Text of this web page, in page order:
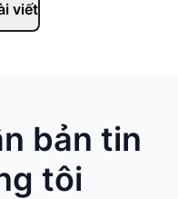
viết
bản tin
tôi